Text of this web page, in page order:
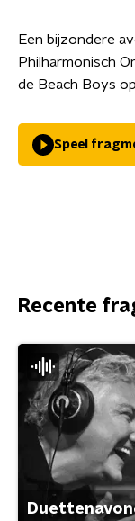
Een bijzondere
Philharmonisch
de Beach Boys
Speel
Recente